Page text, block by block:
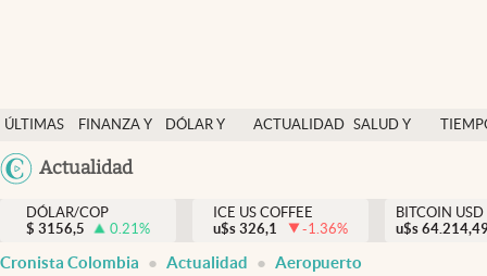
ÚLTIMAS
NOTICIAS
FINANZA Y
DÓLAR Y
ACTUALIDAD SALUD Y
México
Actualidad
Salud y nutrición
Vida espiritual
Actualidad
DÓLAR/COP
$ 3156,5 0.21%
ICE US COFFEE
u$s 326,1 -1.36%
BITCOIN USD
u$s
Cronista Colombia Actualidad Aeropuerto